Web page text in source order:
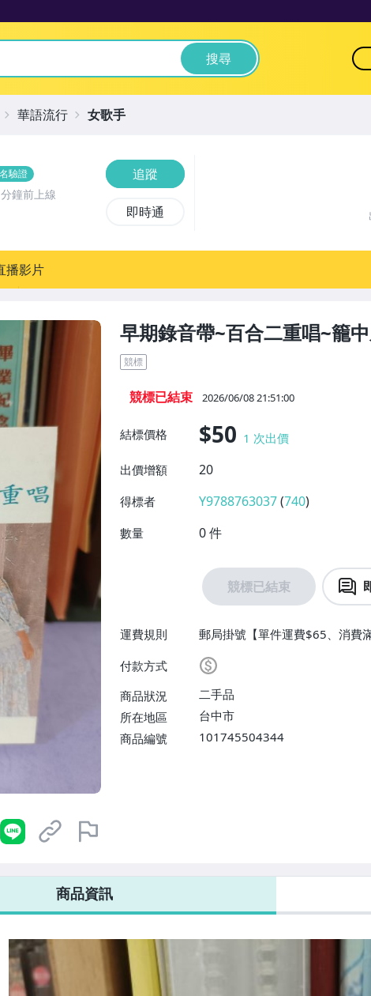
搜尋
早期錄音帶~百合二重唱~籠
競標
競標已結束 2026/06/08 21:51:00
結標價格 $50 1 次出價
出價增額
20
得標者 Y9788763037 (740)
數量 0件
競標已結束
運費規則
郵局掛號【單件運費$65、消費
付款方式
商品狀況
二手品
所在地區
台中市
商品編號
101745504344
驗證
鐘前上線
追蹤
即時通
播影片
華語流行 女歌手
商品資訊